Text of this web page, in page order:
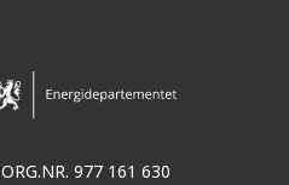
ORG.NR. 977 161 630